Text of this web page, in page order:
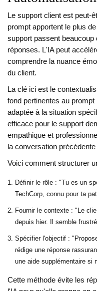
Le support client est peut-
prompt apportent le plus
support passent
réponses. L'IA peut
comprendre la nuance
du client.
La clé ici est le
fond pertinentes au
adaptée à la situation
efficace pour le support
empathique et
la conversation
Voici comment structurer
Définir le rôle : "Tu es un
TechCorp, connu pour ta
Fournir le contexte : "Le
depuis hier. Il semble
Spécifier l'objectif :
rédige une réponse
une aide supplémentaire si
Cette méthode évite les